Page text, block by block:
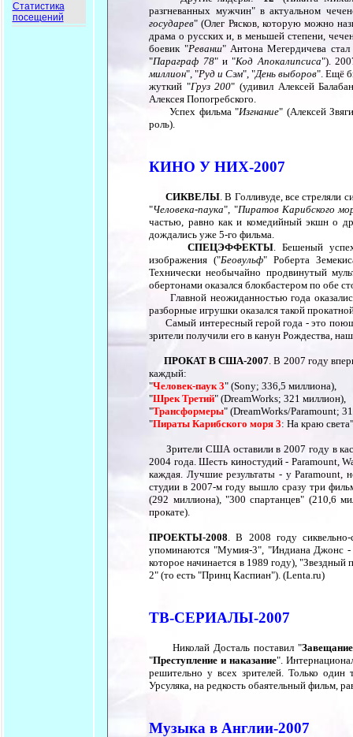
Статистика
посещений
разгневанных мужчин" в актуальном
государев" (Олег Рясков, которую можно
драма о русских и, в меньшей степени,
боевик "Реванш" Антона Мегердичева
"Параграф 78" и "Код Апокалипсиса").
миллион", "Руд и Сэм", "День выборов". Ещё
жуткий "Груз 200" (удивил Алексей
Алексея Попогребского.
Успех фильма "Изгнание" (Алексей
роль).
КИНО У НИХ-2007
СИКВЕЛЫ. В Голливуде, все стреляли
"Человека-паука", "Пиратов Карибского
частью, равно как и комедийный экшн о
дождались уже 5-го фильма.
СПЕЦЭФФЕКТЫ. Бешеный успех
изображения ("Беовульф" Роберта
Технически необычайно продвинутый
обертонами оказался блокбастером по обе
Главной неожиданностью года
разборные игрушки оказался такой
Самый интересный герой года - это
зрители получили его в канун Рождества,
ПРОКАТ В США-2007. В 2007 году
каждый:
"Человек-паук 3" (Sony; 336,5 миллиона),
"Шрек Третий" (DreamWorks; 321 миллион),
"Трансформеры" (DreamWorks/Paramount;
"Пираты Карибского моря 3: На краю
Зрители США оставили в 2007 году в
2004 года. Шесть киностудий - Paramount,
каждая. Лучшие результаты - у Paramount,
студии в 2007-м году вышло сразу три
(292 миллиона), "300 спартанцев" (210,6
прокате).
ПРОЕКТЫ-2008. В 2008 году
упоминаются "Мумия-3", "Индиана Джонс
которое начинается в 1989 году),
2" (то есть "Принц Каспиан"). (Lenta.ru)
ТВ-СЕРИАЛЫ-2007
Николай Досталь поставил "
"Преступление и наказание".
решительно у всех зрителей. Только
Урсуляка, на редкость обаятельный фильм,
Музыка в Англии-2007